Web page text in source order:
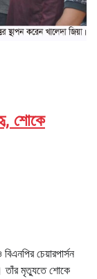
শোকে
চেয়ারপার্সন
তাঁর মৃত্যুতে শোকে